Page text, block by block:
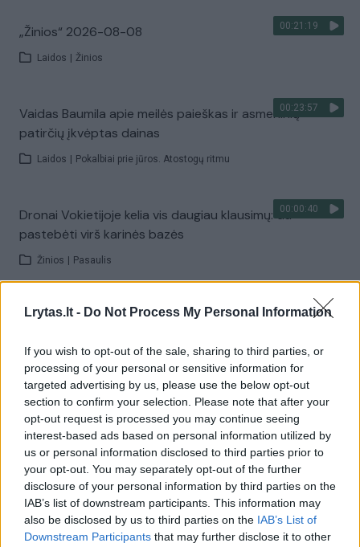
Lrytas.lt - Do Not Process My Personal Information
If you wish to opt-out of the sale, sharing to third parties, or
processing of your personal or sensitive information for
targeted advertising by us, please use the below opt-out
section to confirm your selection. Please note that after your
opt-out request is processed you may continue seeing
interest-based ads based on personal information utilized by
us or personal information disclosed to third parties prior to
your opt-out. You may separately opt-out of the further
disclosure of your personal information by third parties on the
IAB’s list of downstream participants. This information may
also be disclosed by us to third parties on the IAB’s List of
Downstream Participants that may further disclose it to other
00:21:19
„Žinios“ 2026-08-08
Laidos Žinios
00:23:57
Vaidas Baumila apie meilės paieškas ir asmeninių
patirčių įkvėptas dainas
Laidos Pokalbiai prie jūros. Atostogų ritmu
00:00:40
Dronai Vokietijoje kelia vis daugiau klausimų: du
pastebėti virš karinės bazės
Žinios Pasaulis
Visi įrašai
Žiūrimiausi įrašai
00:00:30
Vaizdai iš tragiškos avarijos Vilniaus r.: dviejų moterų ir
vaiko gyvybių išgelbėti nepavyko
Žinios Lietuvos diena
00:00:57